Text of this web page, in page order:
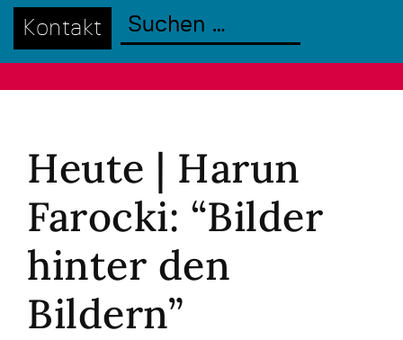
Kontakt
Heute | Harun
Farocki: “Bilder
hinter den
Bildern”